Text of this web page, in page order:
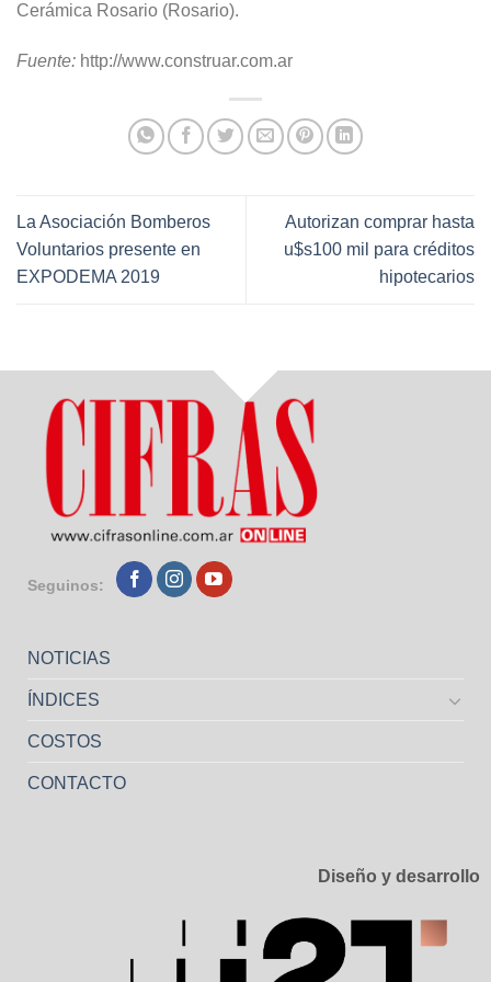
Cerámica Rosario (Rosario).
Fuente: http://www.construar.com.ar
La Asociación Bomberos
Voluntarios presente en
EXPODEMA 2019
Autorizan comprar hasta
u$s100 mil para créditos
hipotecarios
Seguinos:
NOTICIAS
ÍNDICES
COSTOS
CONTACTO
Diseño y desarrollo